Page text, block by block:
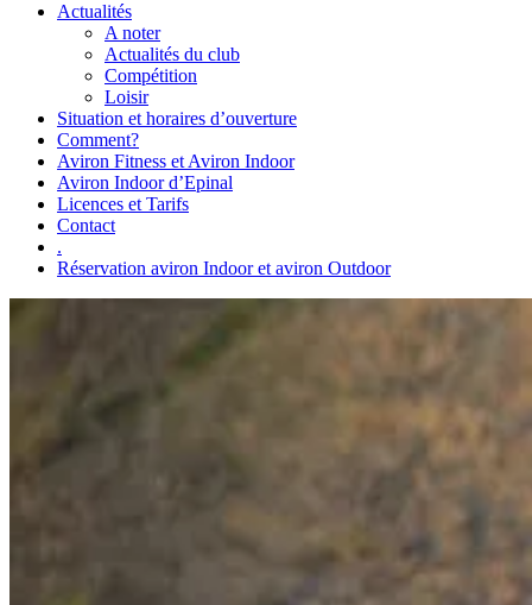
Actualités
A noter
Actualités du club
Compétition
Loisir
Situation et horaires d’ouverture
Comment?
Aviron Fitness et Aviron Indoor
Aviron Indoor d’Epinal
Licences et Tarifs
Contact
.
Réservation aviron Indoor et aviron Outdoor